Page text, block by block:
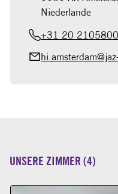
Niederlande
+31 20 2105800
UNSERE ZIMMER (4)